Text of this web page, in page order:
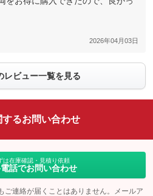
2026年04月03日
レビュー一覧を見る
するお問い合わせ
は在庫確認・見積り依頼
話でお問い合わせ
ご連絡が届くことはありません。メールア